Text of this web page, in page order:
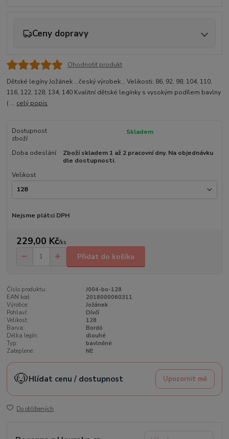
Ceny dopravy
Ohodnotit produkt
Dětské legíny Jožánek ...český výrobek... Velikosti: 86, 92, 98, 104, 110,
116, 122, 128, 134, 140 Kvalitní dětské legínky s vysokým podílem bavlny
( ... celý popis
Dostupnost
zboží
Skladem
Doba odeslání
Zboží skladem 1 až 2 pracovní dny. Na objednávku
dle dostupnosti.
Velikost
Nejsme plátci DPH
229,00 Kč/ks
Přidat do košíku
Číslo produktu:
J004-bo-128
EAN kód:
2018000060311
Výrobce:
Jožánek
Pohlaví:
Dívčí
Velikost:
128
Barva:
Bordó
Délka legín:
dlouhé
Typ:
bavlněné
Zateplené:
NE
🐶Hlídat cenu / dostupnost Upozornit mě
Do oblíbených